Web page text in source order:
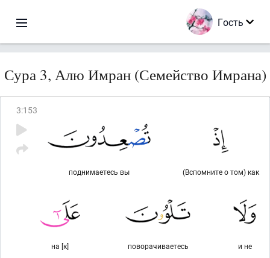
Гость
Сура 3, Алю Имран (Семейство Имрана)
3:153
(Вспомните о том) как
поднимаетесь вы
и не
поворачиваетесь
на [к]